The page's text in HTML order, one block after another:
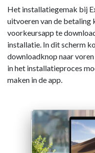
Het installatiegemak bij
uitvoeren van de betaling
voorkeursapp te
installatie. In dit scherm
downloadknop naar
in het installatieproces
maken in de app.